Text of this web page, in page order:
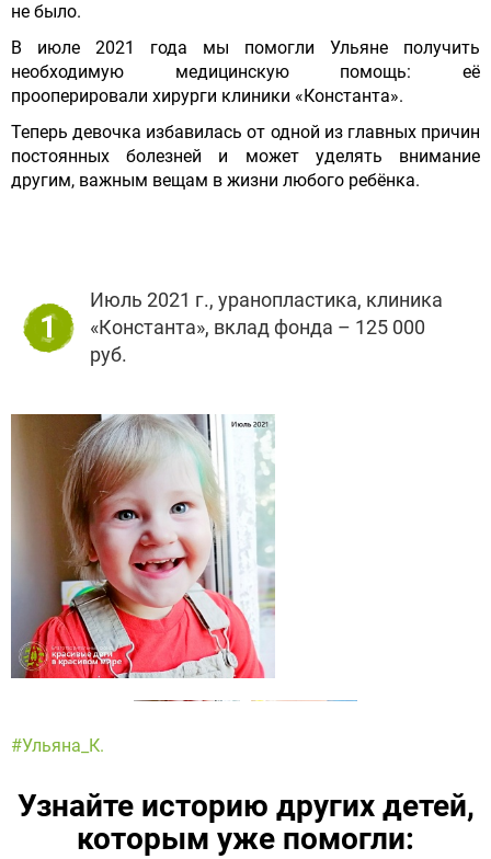
не было.
В июле 2021 года мы помогли Ульяне получить
необходимую медицинскую помощь: её
прооперировали хирурги клиники «Константа».
Теперь девочка избавилась от одной из главных причин
постоянных болезней и может уделять внимание
другим, важным вещам в жизни любого ребёнка.
1
Июль 2021 г., уранопластика, клиника
«Константа», вклад фонда – 125 000
руб.
#Ульяна_К.
Узнайте историю других детей,
которым уже помогли: